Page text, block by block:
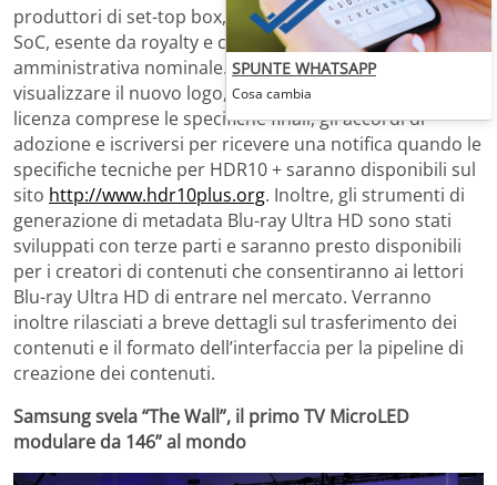
produttori di set-top box, così come per i fornitori di
SoC, esente da royalty e con solo una commissione
amministrativa nominale. Le aziende potranno ora
visualizzare il nuovo logo, conoscere il programma di
licenza comprese le specifiche finali, gli accordi di
adozione e iscriversi per ricevere una notifica quando le
specifiche tecniche per HDR10 + saranno disponibili sul
sito http://www.hdr10plus.org. Inoltre, gli strumenti di
generazione di metadata Blu-ray Ultra HD sono stati
sviluppati con terze parti e saranno presto disponibili
per i creatori di contenuti che consentiranno ai lettori
Blu-ray Ultra HD di entrare nel mercato. Verranno
inoltre rilasciati a breve dettagli sul trasferimento dei
contenuti e il formato dell’interfaccia per la pipeline di
creazione dei contenuti.
Samsung svela “The Wall”, il primo TV MicroLED
modulare da 146” al mondo
SPUNTE WHATSAPP
Cosa cambia